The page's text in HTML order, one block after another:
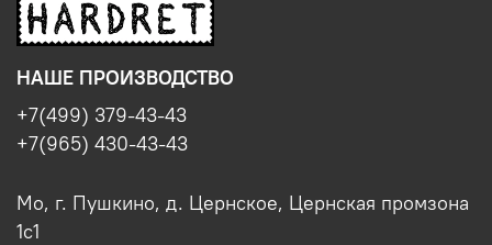
НАШЕ ПРОИЗВОДСТВО
+7(499) 379-43-43
+7(965) 430-43-43
Мо, г. Пушкино, д. Цернское, Цернская промзона
1с1